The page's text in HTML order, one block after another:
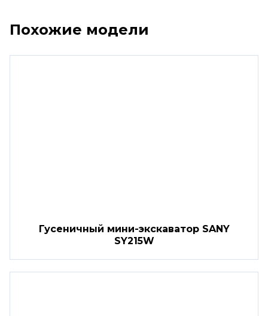
Похожие модели
Гусеничный мини-экскаватор SANY
SY215W